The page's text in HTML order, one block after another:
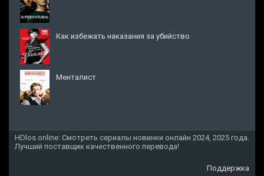
Как избежать наказания за убийство
Менталист
HDlos.online: Смотреть сериалы новинки онлайн 2024, 2025 года.
Лучший поставщик качественного перевода!
Поддержка